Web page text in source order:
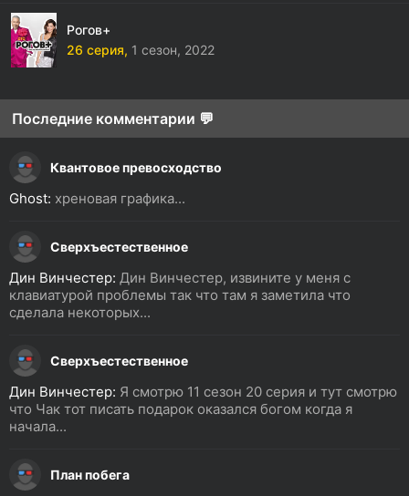
Рогов+
26 серия, 1 сезон, 2022
Последние комментарии 💬
Квантовое превосходство
Ghost: хреновая графика...
Сверхъестественное
Дин Винчестер: Дин Винчестер, извините у меня с
клавиатурой проблемы так что там я заметила что
сделала некоторых...
Сверхъестественное
Дин Винчестер: Я смотрю 11 сезон 20 серия и тут смотрю
что Чак тот писать подарок оказался богом когда я
начала...
План побега